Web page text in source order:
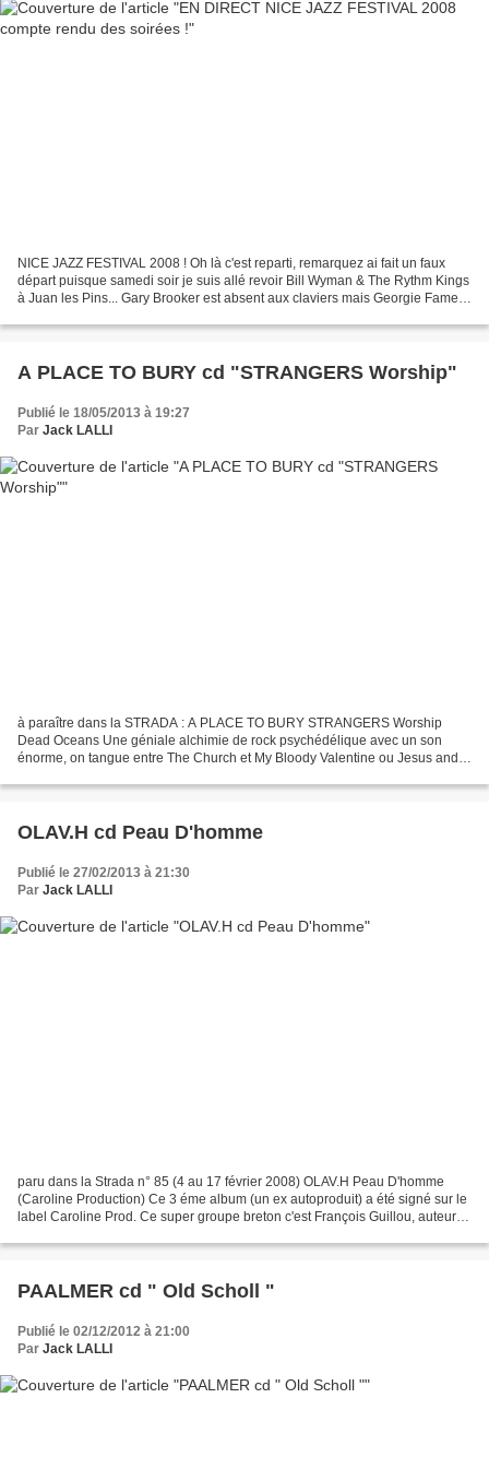
NICE JAZZ FESTIVAL 2008 ! Oh là c'est reparti, remarquez ai fait un faux
départ puisque samedi soir je suis allé revoir Bill Wyman & The Rythm Kings
à Juan les Pins... Gary Brooker est absent aux claviers mais Georgie Fame
A PLACE TO BURY cd "STRANGERS Worship"
Publié le 18/05/2013 à 19:27
Par Jack LALLI
à paraître dans la STRADA : A PLACE TO BURY STRANGERS Worship
Dead Oceans Une géniale alchimie de rock psychédélique avec un son
énorme, on tangue entre The Church et My Bloody Valentine ou Jesus and
OLAV.H cd Peau D'homme
Publié le 27/02/2013 à 21:30
Par Jack LALLI
paru dans la Strada n° 85 (4 au 17 février 2008) OLAV.H Peau D'homme
(Caroline Production) Ce 3 éme album (un ex autoproduit) a été signé sur le
label Caroline Prod. Ce super groupe breton c'est François Guillou, auteur
PAALMER cd " Old Scholl "
Publié le 02/12/2012 à 21:00
Par Jack LALLI